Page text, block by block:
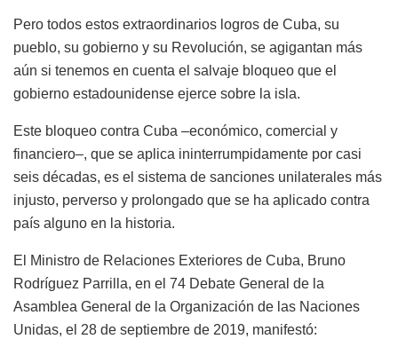
Pero todos estos extraordinarios logros de Cuba, su
pueblo, su gobierno y su Revolución, se agigantan más
aún si tenemos en cuenta el salvaje bloqueo que el
gobierno estadounidense ejerce sobre la isla.
Este bloqueo contra Cuba –económico, comercial y
financiero–, que se aplica ininterrumpidamente por casi
seis décadas, es el sistema de sanciones unilaterales más
injusto, perverso y prolongado que se ha aplicado contra
país alguno en la historia.
El Ministro de Relaciones Exteriores de Cuba, Bruno
Rodríguez Parrilla, en el 74 Debate General de la
Asamblea General de la Organización de las Naciones
Unidas, el 28 de septiembre de 2019, manifestó: